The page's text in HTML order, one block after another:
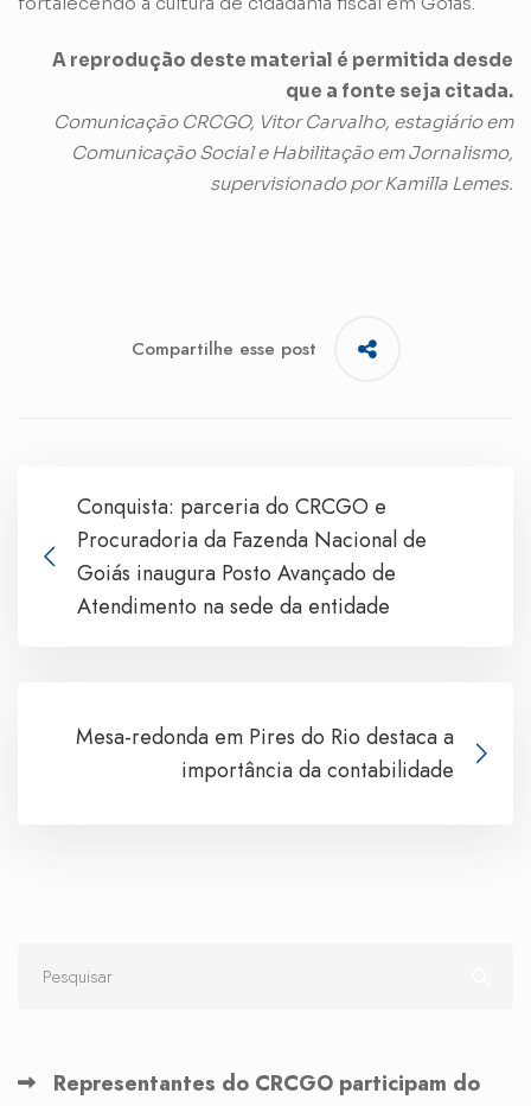
A reprodução deste material é permitida desde
que a fonte seja citada.
Comunicação CRCGO, Vitor Carvalho, estagiário em
Comunicação Social e Habilitação em Jornalismo,
supervisionado por Kamilla Lemes.
Compartilhe esse post
Conquista: parceria do CRCGO e
Procuradoria da Fazenda Nacional de
Goiás inaugura Posto Avançado de
Atendimento na sede da entidade
Mesa-redonda em Pires do Rio destaca a
importância da contabilidade
Representantes do CRCGO participam do